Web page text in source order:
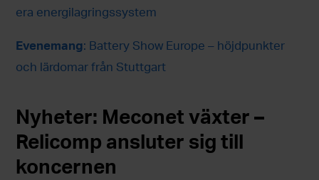
era energilagringssystem
Evenemang: Battery Show Europe – höjdpunkter
och lärdomar från Stuttgart
Nyheter: Meconet växter –
Relicomp ansluter sig till
koncernen